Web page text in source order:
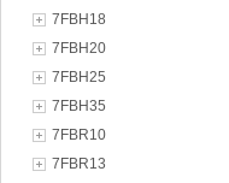
7FBH18
7FBH20
7FBH25
7FBH35
7FBR10
7FBR13